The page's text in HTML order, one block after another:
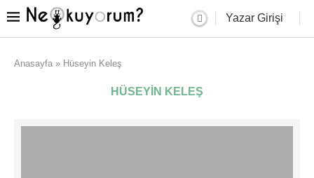
Yazar Girişi
Anasayfa » Hüseyin Keleş
HÜSEYIN KELEŞ